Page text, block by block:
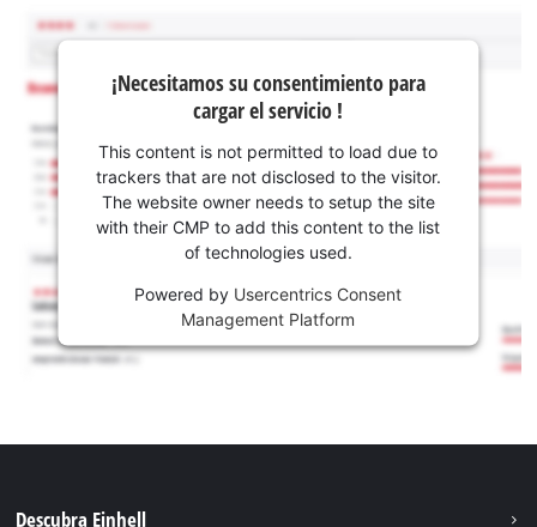
¡Necesitamos su consentimiento para
cargar el servicio !
This content is not permitted to load due to
trackers that are not disclosed to the visitor.
The website owner needs to setup the site
with their CMP to add this content to the list
of technologies used.
Powered by Usercentrics Consent
Management Platform
Descubra Einhell